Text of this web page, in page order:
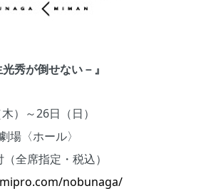
秀が倒せない－』
）～26日（日）
場〈ホール〉
全席指定・税込）
nobunaga/